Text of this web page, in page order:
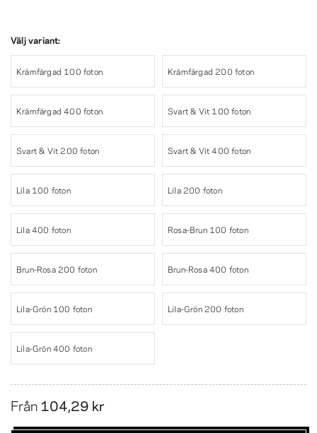
Välj variant:
Krämfärgad 100 foton Krämfärgad 200 foton
Krämfärgad 400 foton Svart & Vit 100 foton
Svart & Vit 200 foton Svart & Vit 400 foton
Lila 100 foton Lila 200 foton
Lila 400 foton Rosa-Brun 100 foton
Brun-Rosa 200 foton Brun-Rosa 400 foton
Lila-Grön 100 foton Lila-Grön 200 foton
Lila-Grön 400 foton
Från104,29 kr